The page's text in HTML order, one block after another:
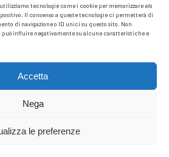
tecnologie come i cookie per memorizzare e/o
Il consenso a queste tecnologie ci permetterà di
di navigazione o ID unici su questo sito. Non
influire negativamente su alcune caratteristiche e
Accetta
Nega
le preferenze